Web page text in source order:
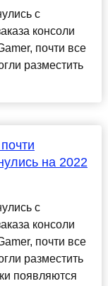
с
консоли
почти все
разместить
на 2022
с
консоли
почти все
разместить
появляются